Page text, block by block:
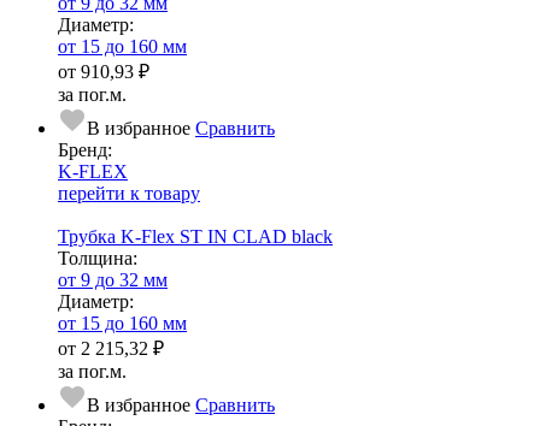
Диаметр:
от 15 до 160 мм
от 910,93 ₽
за пог.м.
В избранное Сравнить
Бренд:
K-FLEX
перейти к товару
Трубка K-Flex ST IN CLAD black
Тол­щи­на:
от 9 до 32 мм
Диаметр:
от 15 до 160 мм
от 2 215,32 ₽
за пог.м.
В избранное Сравнить